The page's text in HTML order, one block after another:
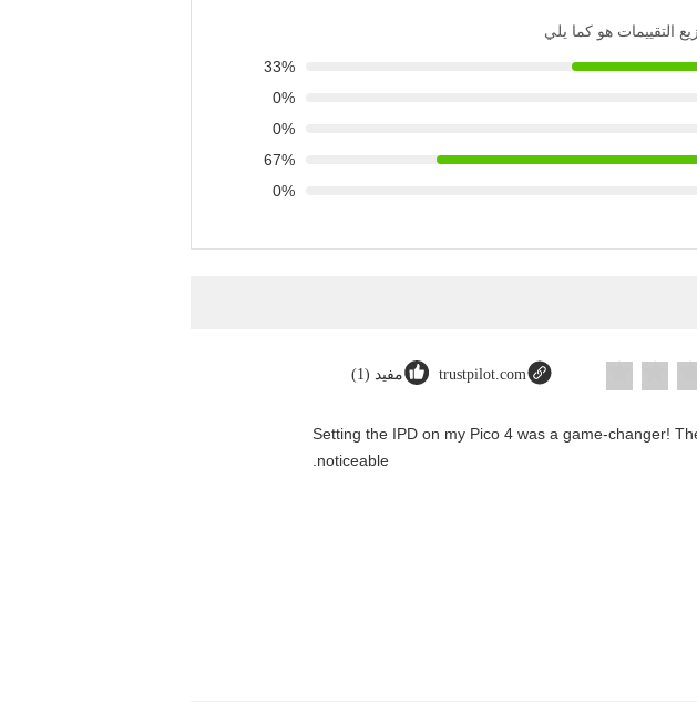
التقييمات هو كما يلي
33%
0%
0%
67%
0%
trustpilot.com مفيد (1)
"Setting the IPD on my Pico 4 was a game-changer!
noticeable.